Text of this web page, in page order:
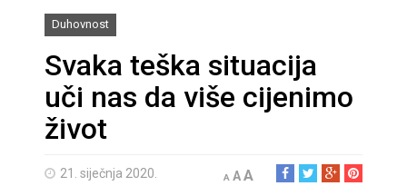
Duhovnost
Svaka teška situacija
uči nas da više cijenimo
život
21. siječnja 2020. A AA